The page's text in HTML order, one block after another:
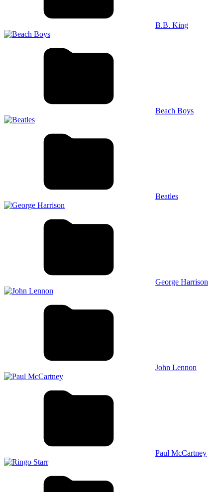
B.B. King
Beach Boys
Beatles
George Harrison
John Lennon
Paul McCartney